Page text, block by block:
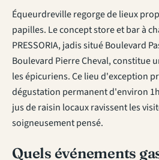
Équeurdreville regorge de lieux
papilles. Le concept store et bar à
PRESSORIA, jadis situé Boulevard
Boulevard Pierre Cheval, constitue
les épicuriens. Ce lieu d'exception
dégustation permanent d'environ
jus de raisin locaux ravissent les
soigneusement pensé.
Quels événements